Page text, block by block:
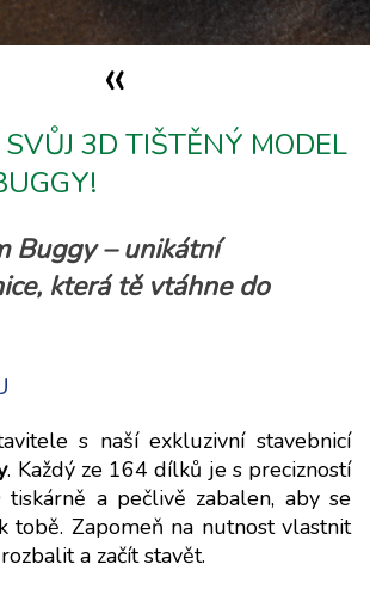
«
3D TIŠTĚNÝ MODEL
Buggy – unikátní
která tě vtáhne do
s naší exkluzivní stavebnicí
. Každý ze 164 dílků je s precizností
a pečlivě zabalen, aby se
tobě. Zapomeň na nutnost vlastnit
a začít stavět.